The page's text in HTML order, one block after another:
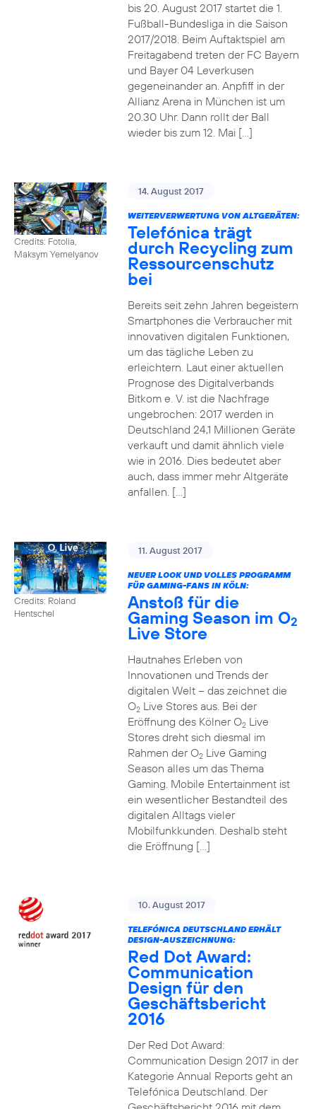
bis 20. August 2017 startet die 1.
Fußball-Bundesliga in die Saison
2017/2018. Beim Auftaktspiel am
Freitagabend treten der FC Bayern
und Bayer 04 Leverkusen
gegeneinander an. Anpfiff in der
Allianz Arena in München ist um
20.30 Uhr. Dann rollt der Ball
wieder bis zum 12. Mai […]
Credits: Fotolia,
Maksym Yemelyanov
14. August 2017
WEITERVERWERTUNG VON ALTGERÄTEN:
Telefónica trägt
durch Recycling zum
Ressourcenschutz
bei
Bereits seit zehn Jahren begeistern
Smartphones die Verbraucher mit
innovativen digitalen Funktionen,
um das tägliche Leben zu
erleichtern. Laut einer aktuellen
Prognose des Digitalverbands
Bitkom e. V. ist die Nachfrage
ungebrochen: 2017 werden in
Deutschland 24,1 Millionen Geräte
verkauft und damit ähnlich viele
wie in 2016. Dies bedeutet aber
auch, dass immer mehr Altgeräte
anfallen. […]
Credits: Roland
Hentschel
11. August 2017
NEUER LOOK UND VOLLES PROGRAMM
FÜR GAMING-FANS IN KÖLN:
Anstoß für die
Gaming Season im O2
Live Store
Hautnahes Erleben von
Innovationen und Trends der
digitalen Welt – das zeichnet die
O2Live Stores aus. Bei der
Eröffnung des Kölner O2Live
Stores dreht sich diesmal im
Rahmen der O2Live Gaming
Season alles um das Thema
Gaming. Mobile Entertainment ist
ein wesentlicher Bestandteil des
digitalen Alltags vieler
Mobilfunkkunden. Deshalb steht
die Eröffnung […]
10. August 2017
TELEFÓNICA DEUTSCHLAND ERHÄLT
DESIGN-AUSZEICHNUNG:
Red Dot Award:
Communication
Design für den
Geschäftsbericht
2016
Der Red Dot Award:
Communication Design 2017 in der
Kategorie Annual Reports geht an
Telefónica Deutschland. Der